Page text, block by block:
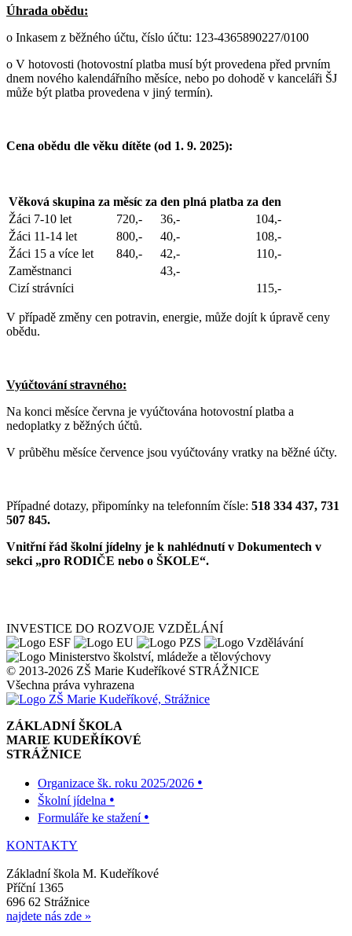
Úhrada obědu:
o Inkasem z běžného účtu, číslo účtu: 123-4365890227/0100
o V hotovosti (hotovostní platba musí být provedena před prvním
dnem nového kalendářního měsíce, nebo po dohodě v kanceláři ŠJ
může být platba provedena v jiný termín).
Cena obědu dle věku dítěte (od 1. 9. 2025):
Věková skupina za měsíc za den plná platba za den
Žáci 7-10 let
720,- 36,-
104,-
Žáci 11-14 let
800,- 40,-
108,-
Žáci 15 a více let
840,- 42,-
110,-
Zaměstnanci
43,-
Cizí strávníci
115,-
V případě změny cen potravin, energie, může dojít k úpravě ceny
obědu.
Vyúčtování stravného:
Na konci měsíce června je vyúčtována hotovostní platba a
nedoplatky z běžných účtů.
V průběhu měsíce července jsou vyúčtovány vratky na běžné účty.
Případné dotazy, připomínky na telefonním čísle: 518 334 437, 731
507 845.
Vnitřní řád školní jídelny je k nahlédnutí v Dokumentech v
sekci „pro RODIČE nebo o ŠKOLE“.
INVESTICE DO ROZVOJE VZDĚLÁNÍ
© 2013-2026 ZŠ Marie Kudeříkové STRÁŽNICE
Všechna práva vyhrazena
ZÁKLADNÍ ŠKOLA
MARIE KUDEŘÍKOVÉ
STRÁŽNICE
Organizace šk. roku 2025/2026 •
Školní jídelna •
Formuláře ke stažení •
KONTAKTY
Základní škola M. Kudeříkové
Příční 1365
696 62 Strážnice
najdete nás zde »